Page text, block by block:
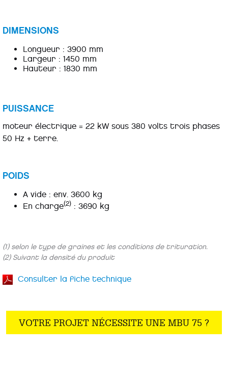
DIMENSIONS
Longueur : 3900 mm
Largeur : 1450 mm
Hauteur : 1830 mm
PUISSANCE
moteur électrique = 22 kW sous 380 volts trois phases
50 Hz + terre.
POIDS
A vide : env. 3600 kg
En charge(2) : 3690 kg
(1) selon le type de graines et les conditions de trituration.
(2) Suivant la densité du produit
Consulter la fiche technique
VOTRE PROJET NÉCESSITE UNE MBU 75 ?